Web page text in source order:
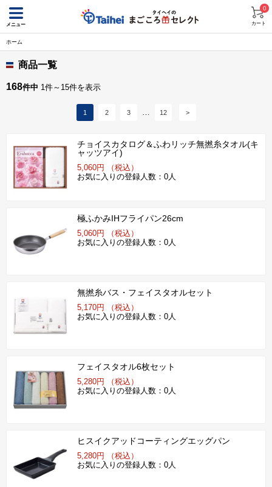
メニュー カート
0
ホーム
商品一覧
168件中 1件～15件を表示
1 2 3 12 >
チョイスカタログ＆ふわリッチ無撚糸タオル(キ
ャッツアイ)
5,060円 （税込）
お気に入りの登録人数：0人
極ふかみIHフライパン26cm
5,060円 （税込）
お気に入りの登録人数：0人
無撚糸バス・フェイスタオルセット
5,170円 （税込）
お気に入りの登録人数：0人
フェイスタオル6枚セット
5,280円 （税込）
お気に入りの登録人数：0人
ヒスイクアッドコーティングエッグパン
5,280円 （税込）
お気に入りの登録人数：0人